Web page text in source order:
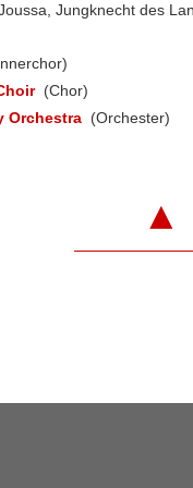
Jungknecht des
(Chor)
Orchestra (Orchester)
▲